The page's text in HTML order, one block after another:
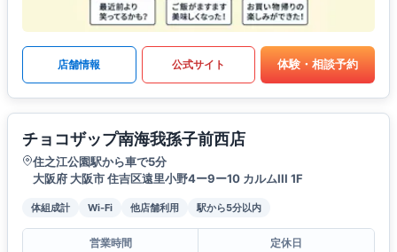
店舗情報 公式サイト 体験・相談予約
チョコザップ南海我孫子前西店
住之江公園駅から車で5分
大阪府 大阪市 住吉区遠里小野4ー9ー10 カルムIII 1F
体組成計 Wi-Fi 他店舗利用 駅から5分以内
営業時間
定休日